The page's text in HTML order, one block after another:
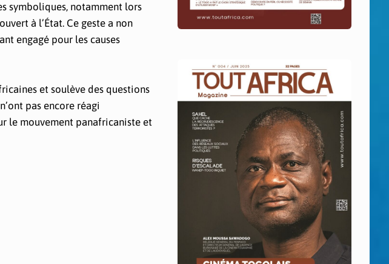
symboliques, notamment lors
à l’État. Ce geste a non
engagé pour les causes
et soulève des questions
pas encore réagi
le mouvement panafricaniste et